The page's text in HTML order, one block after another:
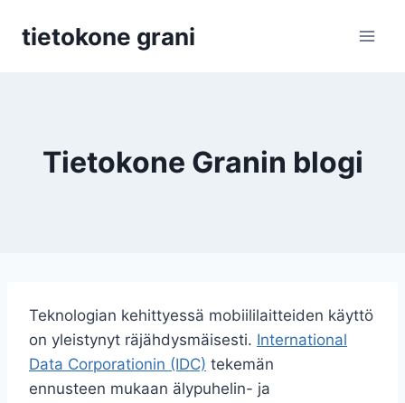
sisältöön
tietokone grani
Tietokone Granin blogi
Teknologian kehittyessä mobiililaitteiden käyttö
on yleistynyt räjähdysmäisesti. International
Data Corporationin (IDC) tekemän
ennusteen mukaan älypuhelin- ja